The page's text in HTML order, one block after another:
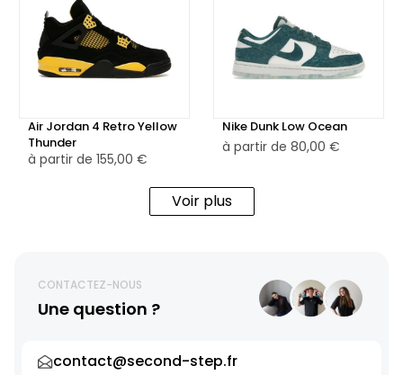
Air Jordan 4 Retro Yellow
Thunder
à partir de 155,00 €
Nike Dunk Low Ocean
à partir de 80,00 €
Voir plus
CONTACTEZ-NOUS
Une question ?
contact@second-step.fr